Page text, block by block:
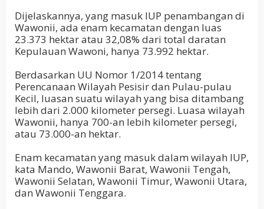
Dijelaskannya, yang masuk IUP penambangan di
Wawonii, ada enam kecamatan dengan luas
23.373 hektar atau 32,08% dari total daratan
Kepulauan Wawoni, hanya 73.992 hektar.
Berdasarkan UU Nomor 1/2014 tentang
Perencanaan Wilayah Pesisir dan Pulau-pulau
Kecil, luasan suatu wilayah yang bisa ditambang
lebih dari 2.000 kilometer persegi. Luasa wilayah
Wawonii, hanya 700-an lebih kilometer persegi,
atau 73.000-an hektar.
Enam kecamatan yang masuk dalam wilayah IUP,
kata Mando, Wawonii Barat, Wawonii Tengah,
Wawonii Selatan, Wawonii Timur, Wawonii Utara,
dan Wawonii Tenggara.